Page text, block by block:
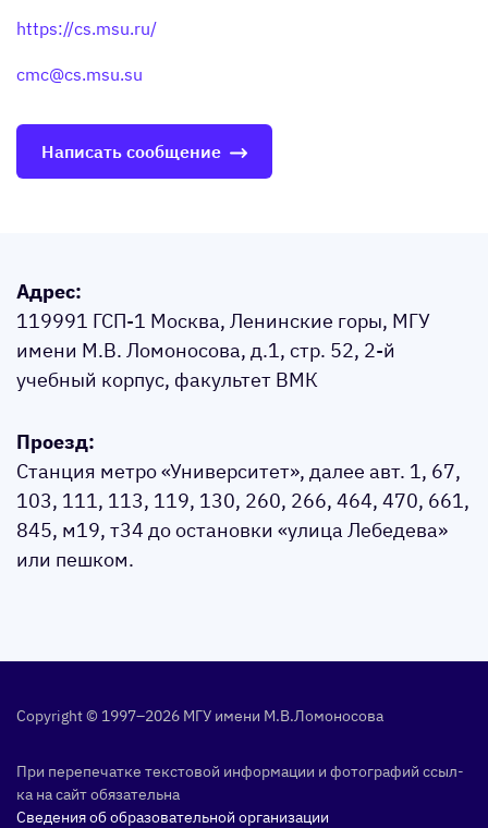
https://cs.msu.ru/
cmc@cs.msu.su
Написать сообщение
Адрес:
119991 ГСП-1 Москва, Ленинские горы, МГУ
имени М.В. Ломоносова, д.1, стр. 52, 2-й
учебный корпус, факультет ВМК
Проезд:
Станция метро «Университет», далее авт. 1, 67,
103, 111, 113, 119, 130, 260, 266, 464, 470, 661,
845, м19, т34 до остановки «улица Лебедева»
или пешком.
Copyright © 1997–2026 МГУ име­ни М.В.Ло­моно­сова
При пе­репе­чат­ке тек­сто­вой ин­форма­ции и фо­тог­ра­фий ссыл­
ка на сайт обя­затель­на
Сведения об образовательной организации